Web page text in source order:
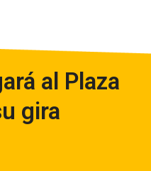
al Plaza
gira